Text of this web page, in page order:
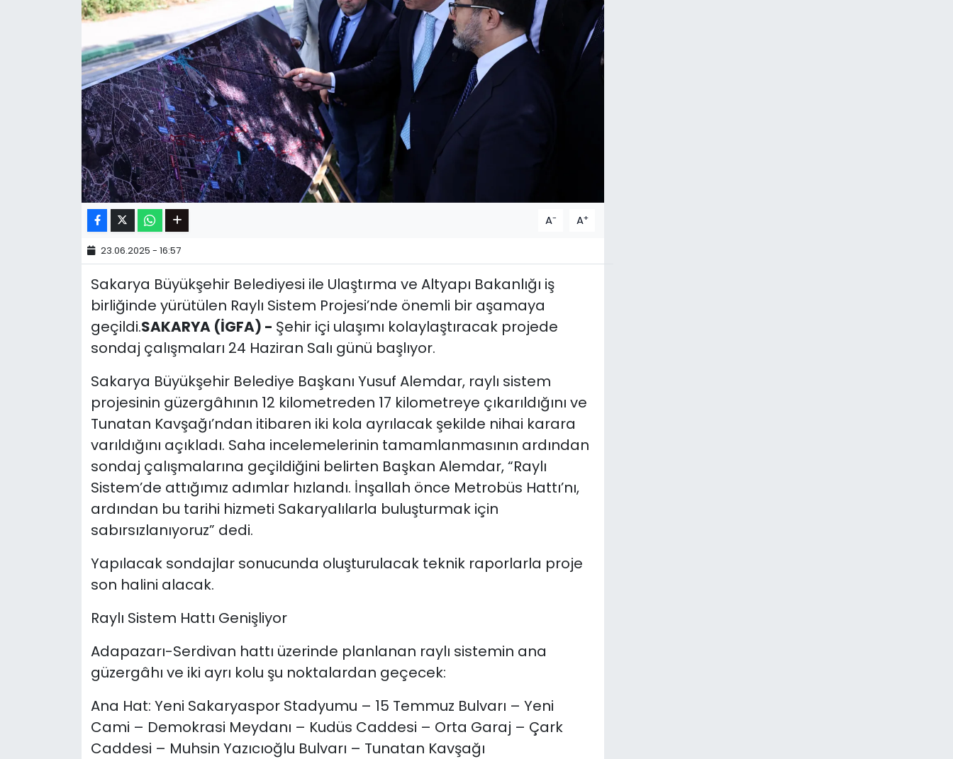
A- A+
23.06.2025 - 16:57
Sakarya Büyükşehir Belediyesi ile Ulaştırma ve Altyapı Bakanlığı iş
birliğinde yürütülen Raylı Sistem Projesi’nde önemli bir aşamaya
geçildi.SAKARYA (İGFA) - Şehir içi ulaşımı kolaylaştıracak projede
sondaj çalışmaları 24 Haziran Salı günü başlıyor.
Sakarya Büyükşehir Belediye Başkanı Yusuf Alemdar, raylı sistem
projesinin güzergâhının 12 kilometreden 17 kilometreye çıkarıldığını ve
Tunatan Kavşağı’ndan itibaren iki kola ayrılacak şekilde nihai karara
varıldığını açıkladı. Saha incelemelerinin tamamlanmasının ardından
sondaj çalışmalarına geçildiğini belirten Başkan Alemdar, “Raylı
Sistem’de attığımız adımlar hızlandı. İnşallah önce Metrobüs Hattı’nı,
ardından bu tarihi hizmeti Sakaryalılarla buluşturmak için
sabırsızlanıyoruz” dedi.
Yapılacak sondajlar sonucunda oluşturulacak teknik raporlarla proje
son halini alacak.
Raylı Sistem Hattı Genişliyor
Adapazarı-Serdivan hattı üzerinde planlanan raylı sistemin ana
güzergâhı ve iki ayrı kolu şu noktalardan geçecek:
Ana Hat: Yeni Sakaryaspor Stadyumu – 15 Temmuz Bulvarı – Yeni
Cami – Demokrasi Meydanı – Kudüs Caddesi – Orta Garaj – Çark
Caddesi – Muhsin Yazıcıoğlu Bulvarı – Tunatan Kavşağı